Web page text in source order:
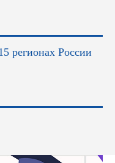
регионах России